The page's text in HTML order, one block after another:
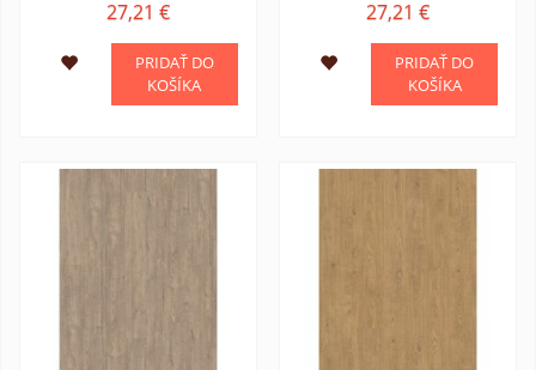
27,21 €
PRIDAŤ DO
KOŠÍKA
27,21 €
PRIDAŤ DO
KOŠÍKA